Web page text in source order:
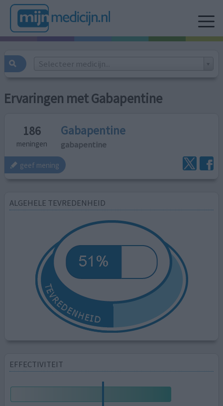
Selecteer medicijn...
Ervaringen met Gabapentine
186
meningen
Gabapentine
gabapentine
geef mening
ALGEHELE TEVREDENHEID
EFFECTIVITEIT